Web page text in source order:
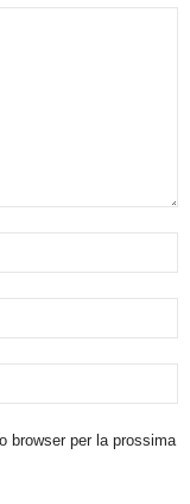
browser per la prossima